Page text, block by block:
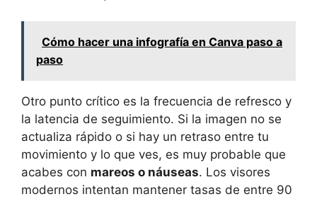
Cómo hacer una infografía en Canva paso a
paso
Otro punto crítico es la frecuencia de refresco y
la latencia de seguimiento. Si la imagen no se
actualiza rápido o si hay un retraso entre tu
movimiento y lo que ves, es muy probable que
acabes con mareos o náuseas. Los visores
modernos intentan mantener tasas de entre 90